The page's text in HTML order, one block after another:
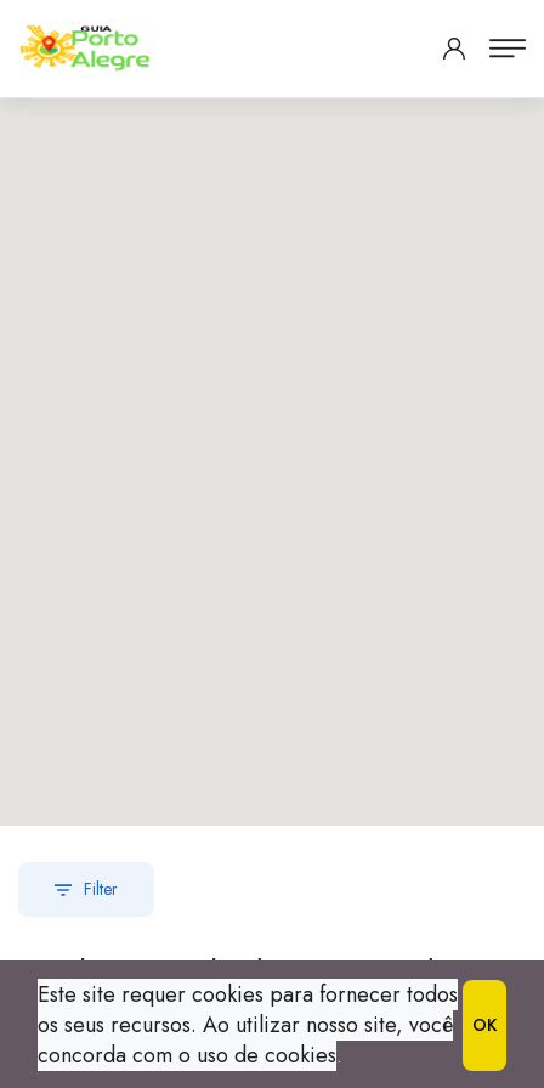
Filter
Nenhum resultado encontrado
Este site requer cookies para fornecer todos
os seus recursos. Ao utilizar nosso site, você
concorda com o uso de cookies.
OK